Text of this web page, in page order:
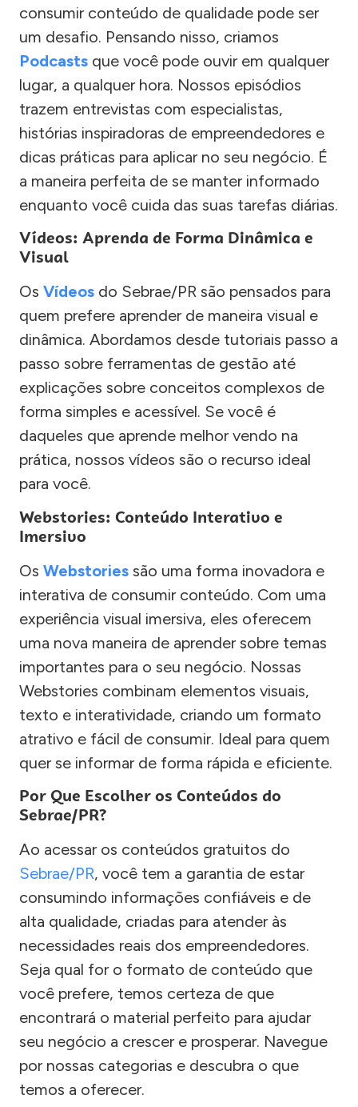
consumir conteúdo de qualidade pode ser
um desafio. Pensando nisso, criamos
Podcasts que você pode ouvir em qualquer
lugar, a qualquer hora. Nossos episódios
trazem entrevistas com especialistas,
histórias inspiradoras de empreendedores e
dicas práticas para aplicar no seu negócio. É
a maneira perfeita de se manter informado
enquanto você cuida das suas tarefas diárias.
Vídeos: Aprenda de Forma Dinâmica e
Visual
Os Vídeos do Sebrae/PR são pensados para
quem prefere aprender de maneira visual e
dinâmica. Abordamos desde tutoriais passo a
passo sobre ferramentas de gestão até
explicações sobre conceitos complexos de
forma simples e acessível. Se você é
daqueles que aprende melhor vendo na
prática, nossos vídeos são o recurso ideal
para você.
Webstories: Conteúdo Interativo e
Imersivo
Os Webstories são uma forma inovadora e
interativa de consumir conteúdo. Com uma
experiência visual imersiva, eles oferecem
uma nova maneira de aprender sobre temas
importantes para o seu negócio. Nossas
Webstories combinam elementos visuais,
texto e interatividade, criando um formato
atrativo e fácil de consumir. Ideal para quem
quer se informar de forma rápida e eficiente.
Por Que Escolher os Conteúdos do
Sebrae/PR?
Ao acessar os conteúdos gratuitos do
Sebrae/PR, você tem a garantia de estar
consumindo informações confiáveis e de
alta qualidade, criadas para atender às
necessidades reais dos empreendedores.
Seja qual for o formato de conteúdo que
você prefere, temos certeza de que
encontrará o material perfeito para ajudar
seu negócio a crescer e prosperar. Navegue
por nossas categorias e descubra o que
temos a oferecer.